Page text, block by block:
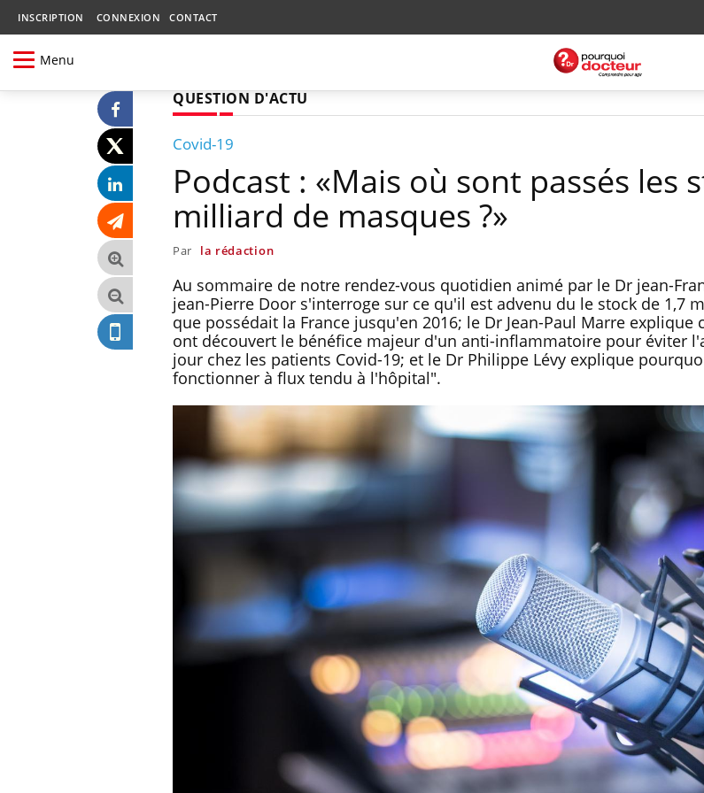
INSCRIPTION CONNEXION CONTACT
Menu
QUESTION D'ACTU
Covid-19
Podcast : «Mais où sont passés les
milliard de masques ?»
Par la rédaction
Au sommaire de notre rendez-vous quotidien animé par le Dr jean-
jean-Pierre Door s'interroge sur ce qu'il est advenu du le stock de 1,7
que possédait la France jusqu'en 2016; le Dr Jean-Paul Marre explique
ont découvert le bénéfice majeur d'un anti-inflammatoire pour éviter
jour chez les patients Covid-19; et le Dr Philippe Lévy explique
fonctionner à flux tendu à l'hôpital".
Fortes chaleurs :
pourquoi le risque de
noyade grimpe-t-il ?
Le Viagra pourrait-il
freiner la propagation du
cancer ?
Pourquoi manger moins
de protéines pourrait
finalement être bénéfique
Grossesse et chaleur : ce
Le smartphone nuit-il à
l'apprentissage de la
lecture ?
Mordue par une tique en
vacances, elle reste dans
le coma pendant 42 jours